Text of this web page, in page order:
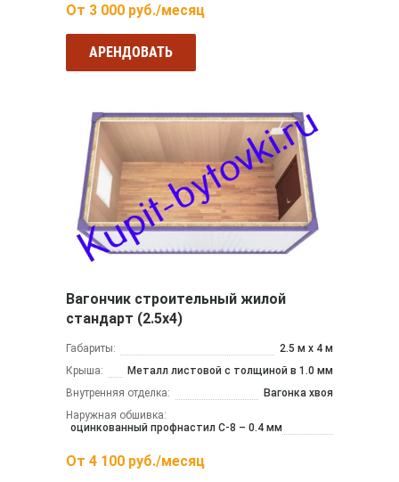
От 3 000 руб./месяц
АРЕНДОВАТЬ
Вагончик строительный жилой
стандарт (2.5х4)
Габариты:
2.5 м x 4 м
Крыша:
Металл листовой с толщиной в 1.0 мм
Внутренняя отделка:
Вагонка хвоя
Наружная обшивка:
оцинкованный профнастил С-8 – 0.4 мм
От 4 100 руб./месяц